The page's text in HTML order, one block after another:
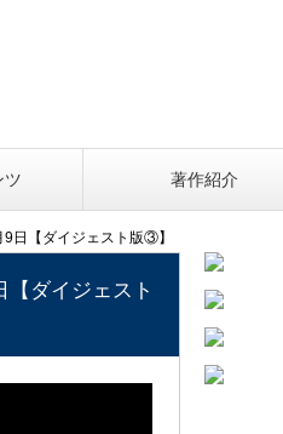
ツ 著作紹介
日【ダイジェスト版③】
ダイジェスト